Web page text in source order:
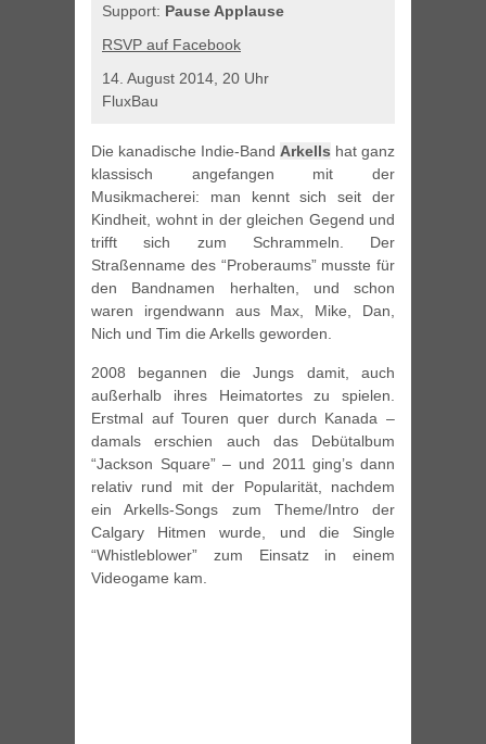
Support: Pause Applause
RSVP auf Facebook
14. August 2014, 20 Uhr
FluxBau
Die kanadische Indie-Band Arkells hat ganz
klassisch angefangen mit der
Musikmacherei: man kennt sich seit der
Kindheit, wohnt in der gleichen Gegend und
trifft sich zum Schrammeln. Der
Straßenname des “Proberaums” musste für
den Bandnamen herhalten, und schon
waren irgendwann aus Max, Mike, Dan,
Nich und Tim die Arkells geworden.
2008 begannen die Jungs damit, auch
außerhalb ihres Heimatortes zu spielen.
Erstmal auf Touren quer durch Kanada –
damals erschien auch das Debütalbum
“Jackson Square” – und 2011 ging’s dann
relativ rund mit der Popularität, nachdem
ein Arkells-Songs zum Theme/Intro der
Calgary Hitmen wurde, und die Single
“Whistleblower” zum Einsatz in einem
Videogame kam.